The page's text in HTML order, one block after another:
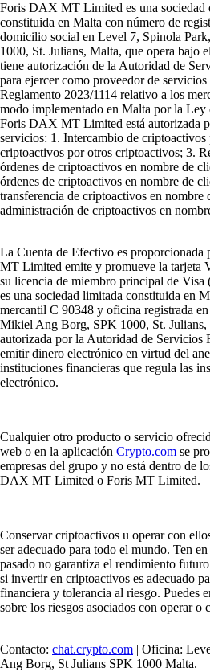
Foris DAX MT Limited es una sociedad
constituida en Malta con número de
domicilio social en Level 7, Spinola
1000, St. Julians, Malta, que opera bajo
tiene autorización de la Autoridad de
para ejercer como proveedor de
Reglamento 2023/1114 relativo a los
modo implementado en Malta por la Ley
Foris DAX MT Limited está autorizada
servicios: 1. Intercambio de
criptoactivos por otros criptoactivos; 3.
órdenes de criptoactivos en nombre de
órdenes de criptoactivos en nombre de
transferencia de criptoactivos en nombre
administración de criptoactivos en
La Cuenta de Efectivo es
MT Limited emite y promueve la tarjeta
su licencia de miembro principal de
es una sociedad limitada constituida en
mercantil C 90348 y oficina registrada
Mikiel Ang Borg, SPK 1000, St. Julians,
autorizada por la Autoridad de Servicios
emitir dinero electrónico en virtud del
instituciones financieras que regula las
electrónico.
Cualquier otro producto o servicio
web o en la aplicación Crypto.com se
empresas del grupo y no está dentro de
DAX MT Limited o Foris MT Limited.
Conservar criptoactivos u operar con
ser adecuado para todo el mundo. Ten
pasado no garantiza el rendimiento
si invertir en criptoactivos es adecuado
financiera y tolerancia al riesgo. Puedes
sobre los riesgos asociados con operar o
Contacto: chat.crypto.com | Oficina:
Ang Borg, St Julians SPK 1000 Malta.